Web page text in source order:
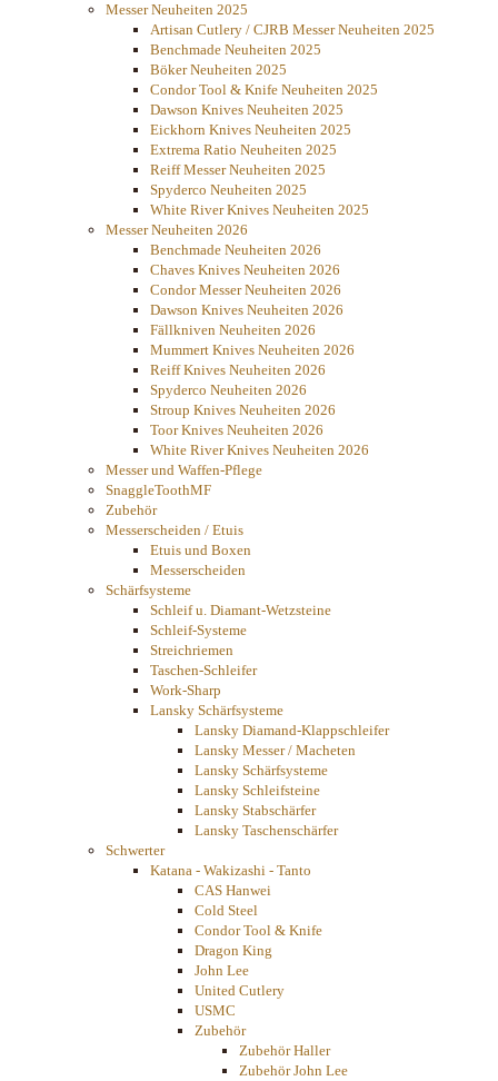
Messer Neuheiten 2025
Artisan Cutlery / CJRB Messer Neuheiten 2025
Benchmade Neuheiten 2025
Böker Neuheiten 2025
Condor Tool & Knife Neuheiten 2025
Dawson Knives Neuheiten 2025
Eickhorn Knives Neuheiten 2025
Extrema Ratio Neuheiten 2025
Reiff Messer Neuheiten 2025
Spyderco Neuheiten 2025
White River Knives Neuheiten 2025
Messer Neuheiten 2026
Benchmade Neuheiten 2026
Chaves Knives Neuheiten 2026
Condor Messer Neuheiten 2026
Dawson Knives Neuheiten 2026
Fällkniven Neuheiten 2026
Mummert Knives Neuheiten 2026
Reiff Knives Neuheiten 2026
Spyderco Neuheiten 2026
Stroup Knives Neuheiten 2026
Toor Knives Neuheiten 2026
White River Knives Neuheiten 2026
Messer und Waffen-Pflege
SnaggleToothMF
Zubehör
Messerscheiden / Etuis
Etuis und Boxen
Messerscheiden
Schärfsysteme
Schleif u. Diamant-Wetzsteine
Schleif-Systeme
Streichriemen
Taschen-Schleifer
Work-Sharp
Lansky Schärfsysteme
Lansky Diamand-Klappschleifer
Lansky Messer / Macheten
Lansky Schärfsysteme
Lansky Schleifsteine
Lansky Stabschärfer
Lansky Taschenschärfer
Schwerter
Katana - Wakizashi - Tanto
CAS Hanwei
Cold Steel
Condor Tool & Knife
Dragon King
John Lee
United Cutlery
USMC
Zubehör
Zubehör Haller
Zubehör John Lee